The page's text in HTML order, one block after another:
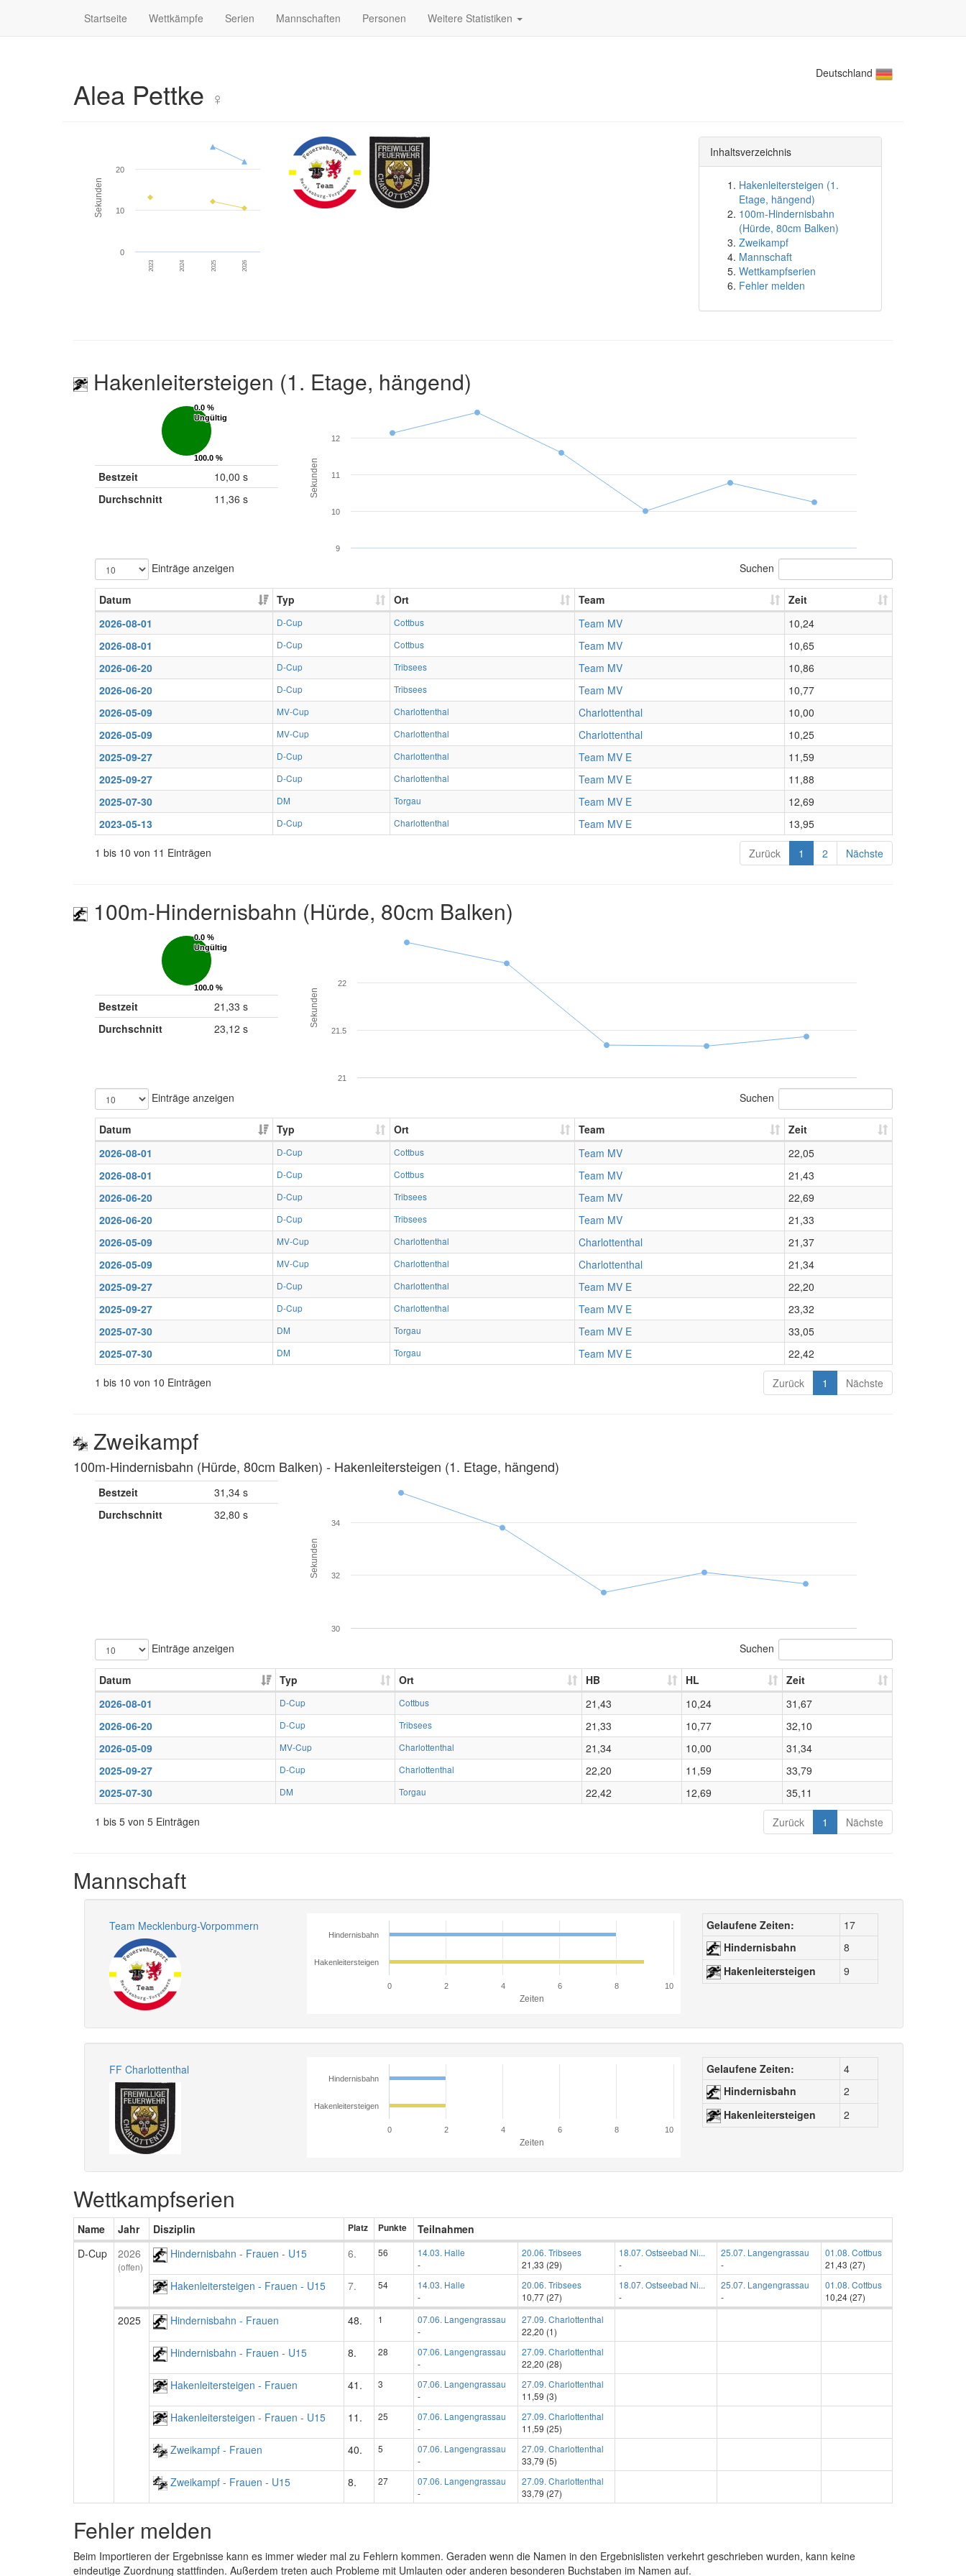
Startseite Wettkämpfe Serien Mannschaften Personen Weitere Statistiken
Deutschland
Alea Pettke ♀
Sekunden
2023 2024 2025 2026
0
10
20
Inhaltsverzeichnis
Hakenleitersteigen (1.
Etage, hängend)
100m-Hindernisbahn
(Hürde, 80cm Balken)
Zweikampf
Mannschaft
Wettkampfserien
Fehler melden
Hakenleitersteigen (1. Etage, hängend)
0.0 %
Ungültig
0.0 %
Ungültig
100.0 %
Gültig
100.0 %
Gültig
Bestzeit
10,00 s
Durchschnitt
11,36 s
Sekunden
9
10
11
12
Einträge anzeigen Suchen
Datum Typ Ort Team
Zeit
2026-08-01
D-Cup Cottbus Team MV
10,24
2026-08-01
D-Cup Cottbus Team MV
10,65
2026-06-20
D-Cup Tribsees Team MV
10,86
2026-06-20
D-Cup Tribsees Team MV
10,77
2026-05-09
MV-Cup Charlottenthal Charlottenthal
10,00
2026-05-09
MV-Cup Charlottenthal Charlottenthal
10,25
2025-09-27
D-Cup Charlottenthal Team MV E
11,59
2025-09-27
D-Cup Charlottenthal Team MV E
11,88
2025-07-30
DM Torgau Team MV E
12,69
2023-05-13
D-Cup Charlottenthal Team MV E
13,95
1 bis 10 von 11 Einträgen
Zurück 1 2 Nächste
100m-Hindernisbahn (Hürde, 80cm Balken)
0.0 %
Ungültig
0.0 %
Ungültig
100.0 %
Gültig
100.0 %
Gültig
Bestzeit
21,33 s
Durchschnitt
23,12 s
Sekunden
21
21.5
22
Einträge anzeigen Suchen
Datum Typ Ort Team
Zeit
2026-08-01
D-Cup Cottbus Team MV
22,05
2026-08-01
D-Cup Cottbus Team MV
21,43
2026-06-20
D-Cup Tribsees Team MV
22,69
2026-06-20
D-Cup Tribsees Team MV
21,33
2026-05-09
MV-Cup Charlottenthal Charlottenthal
21,37
2026-05-09
MV-Cup Charlottenthal Charlottenthal
21,34
2025-09-27
D-Cup Charlottenthal Team MV E
22,20
2025-09-27
D-Cup Charlottenthal Team MV E
23,32
2025-07-30
DM Torgau Team MV E
33,05
2025-07-30
DM Torgau Team MV E
22,42
1 bis 10 von 10 Einträgen
Zurück 1 Nächste
Zweikampf
100m-Hindernisbahn (Hürde, 80cm Balken) ‐ Hakenleitersteigen (1. Etage, hängend)
Bestzeit
31,34 s
Durchschnitt
32,80 s
Sekunden
30
32
34
Einträge anzeigen Suchen
Datum Typ Ort HB HL
Zeit
2026-08-01
D-Cup Cottbus 21,43 10,24
31,67
2026-06-20
D-Cup Tribsees 21,33 10,77
32,10
2026-05-09
MV-Cup Charlottenthal 21,34 10,00
31,34
2025-09-27
D-Cup Charlottenthal 22,20 11,59
33,79
2025-07-30
DM Torgau 22,42 12,69
35,11
1 bis 5 von 5 Einträgen
Zurück 1 Nächste
Mannschaft
Team Mecklenburg-Vorpommern
Zeiten
Hindernisbahn
Hakenleitersteigen
0 2 4 6 8 10
Gelaufene Zeiten:
17
Hindernisbahn
8
Hakenleitersteigen
9
FF Charlottenthal
Zeiten
Hindernisbahn
Hakenleitersteigen
0 2 4 6 8 10
Gelaufene Zeiten:
4
Hindernisbahn
2
Hakenleitersteigen
2
Wettkampfserien
Name Jahr Disziplin Platz Punkte
Teilnahmen
D-Cup
2026
(offen)
Hindernisbahn - Frauen - U15 6. 56
14.03. Halle
-
20.06. Tribsees
21,33 (29)
18.07. Ostseebad Ni...
-
25.07. Langengrassau
-
01.08. Cottbus
21,43 (27)
Hakenleitersteigen - Frauen - U15 7. 54
14.03. Halle
-
20.06. Tribsees
10,77 (27)
18.07. Ostseebad Ni...
-
25.07. Langengrassau
-
01.08. Cottbus
10,24 (27)
2025 Hindernisbahn - Frauen 48. 1
07.06. Langengrassau
-
27.09. Charlottenthal
22,20 (1)
Hindernisbahn - Frauen - U15 8. 28
07.06. Langengrassau
-
27.09. Charlottenthal
22,20 (28)
Hakenleitersteigen - Frauen 41. 3
07.06. Langengrassau
-
27.09. Charlottenthal
11,59 (3)
Hakenleitersteigen - Frauen - U15 11. 25
07.06. Langengrassau
-
27.09. Charlottenthal
11,59 (25)
Zweikampf - Frauen 40. 5
07.06. Langengrassau
-
27.09. Charlottenthal
33,79 (5)
Zweikampf - Frauen - U15 8. 27
07.06. Langengrassau
-
27.09. Charlottenthal
33,79 (27)
Fehler melden
Beim Importieren der Ergebnisse kann es immer wieder mal zu Fehlern kommen. Geraden wenn die Namen in den Ergebnislisten verkehrt geschrieben wurden, kann keine
eindeutige Zuordnung stattfinden. Außerdem treten auch Probleme mit Umlauten oder anderen besonderen Buchstaben im Namen auf.